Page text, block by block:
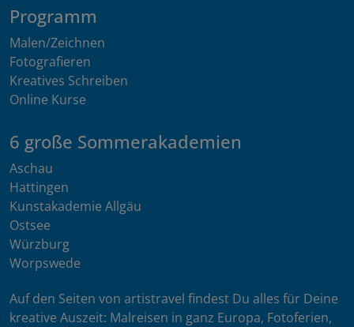
Programm
Malen/Zeichnen
Fotografieren
Kreatives Schreiben
Online Kurse
6 große Sommerakademien
Aschau
Hattingen
Kunstakademie Allgäu
Ostsee
Würzburg
Worpswede
Auf den Seiten von artistravel findest Du alles für Deine
kreative Auszeit: Malreisen in ganz Europa, Fotoferien,